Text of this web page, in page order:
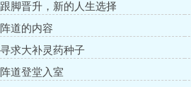
脚晋升，新的人生选择
道的内容
求大补灵药种子
道登堂入室